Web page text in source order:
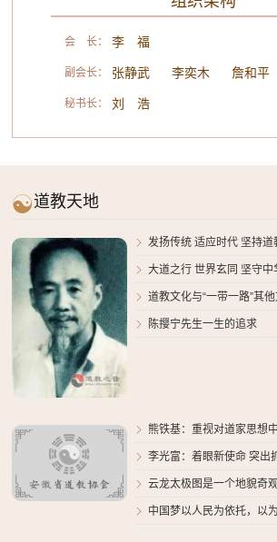
会 长： 李 福
副会长： 张静武 李奕木 詹和平
秘书长： 刘 浩
道教天地
 发扬传统 适应时代 坚持道
 大道之行 世界玄同 坚守中
 道教文化与“一带一路”其
 陈撄宁先生一生的追求
 熊铁基：重视对道家思想
 李光富：着眼新使命 突出
 云龙太极图是一个地貌奇
 中国梦以人民为依托，以